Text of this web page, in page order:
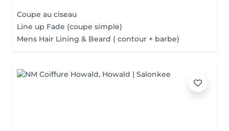
Coupe au ciseau
Line up Fade (coupe simple)
Mens Hair Lining & Beard ( contour + barbe)